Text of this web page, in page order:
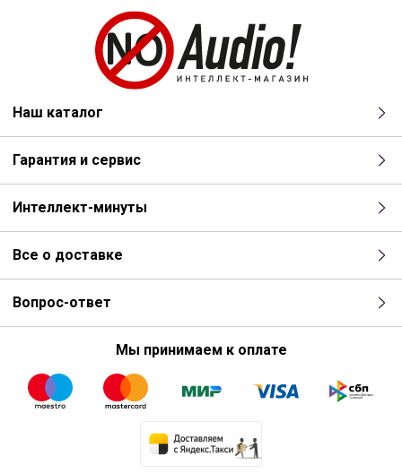
Наш каталог
Гарантия и сервис
Интеллект-минуты
Все о доставке
Вопрос-ответ
Мы принимаем к оплате